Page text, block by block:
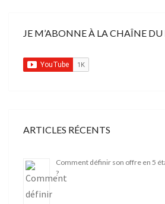
JE M’ABONNE À LA CHAÎNE DU
ARTICLES RÉCENTS
Comment définir son offre en 5
?